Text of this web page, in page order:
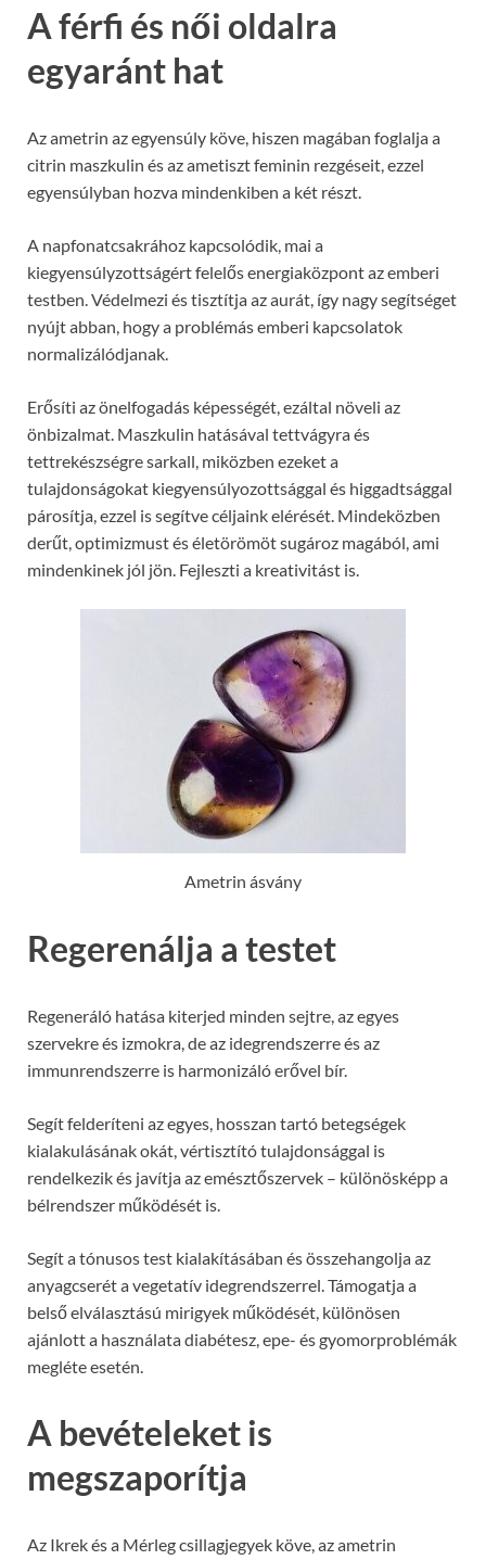
A férfi és női oldalra
egyaránt hat
Az ametrin az egyensúly köve, hiszen magában foglalja a
citrin maszkulin és az ametiszt feminin rezgéseit, ezzel
egyensúlyban hozva mindenkiben a két részt.
A napfonatcsakrához kapcsolódik, mai a
kiegyensúlyzottságért felelős energiaközpont az emberi
testben. Védelmezi és tisztítja az aurát, így nagy segítséget
nyújt abban, hogy a problémás emberi kapcsolatok
normalizálódjanak.
Erősíti az önelfogadás képességét, ezáltal növeli az
önbizalmat. Maszkulin hatásával tettvágyra és
tettrekészségre sarkall, miközben ezeket a
tulajdonságokat kiegyensúlyozottsággal és higgadtsággal
párosítja, ezzel is segítve céljaink elérését. Mindeközben
derűt, optimizmust és életörömöt sugároz magából, ami
mindenkinek jól jön. Fejleszti a kreativitást is.
Ametrin ásvány
Regerenálja a testet
Regeneráló hatása kiterjed minden sejtre, az egyes
szervekre és izmokra, de az idegrendszerre és az
immunrendszerre is harmonizáló erővel bír.
Segít felderíteni az egyes, hosszan tartó betegségek
kialakulásának okát, vértisztító tulajdonsággal is
rendelkezik és javítja az emésztőszervek – különösképp a
bélrendszer működését is.
Segít a tónusos test kialakításában és összehangolja az
anyagcserét a vegetatív idegrendszerrel. Támogatja a
belső elválasztású mirigyek működését, különösen
ajánlott a használata diabétesz, epe- és gyomorproblémák
megléte esetén.
A bevételeket is
megszaporítja
Az Ikrek és a Mérleg csillagjegyek köve, az ametrin